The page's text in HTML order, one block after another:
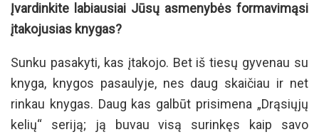
Įvardinkite labiausiai Jūsų asmenybės formavimąsi
įtakojusias knygas?
Sunku pasakyti, kas įtakojo. Bet iš tiesų gyvenau su
knyga, knygos pasaulyje, nes daug skaičiau ir net
rinkau knygas. Daug kas galbūt prisimena „Drąsiųjų
kelių“ seriją; ją buvau visą surinkęs kaip savo